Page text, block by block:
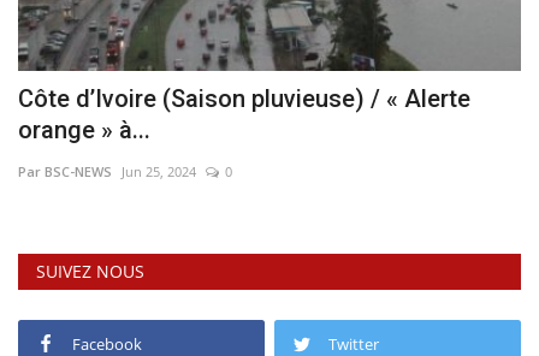
Témoignage
Business
Culture
Sublimes cerveaux
Sport
Côte d’Ivoire (Saison pluvieuse) / « Alerte
orange » à...
Par BSC-NEWS Jun 25, 2024 0
SUIVEZ NOUS
Facebook Twitter